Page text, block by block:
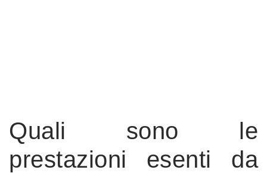
Quali sono le
prestazioni esenti da